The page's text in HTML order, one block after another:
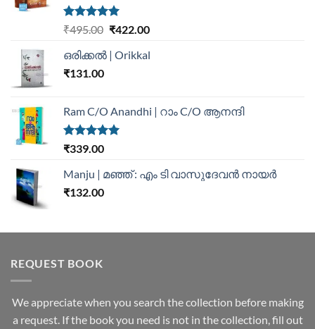
Rated5.00
₹495.00 ₹422.00
ഒരിക്കൽ | Orikkal
₹131.00
Ram C/O Anandhi | റാം C/O ആനന്ദി
Rated5.00
₹339.00
Manju | മഞ്ഞ് : എം ടി വാസുദേവന്‍ നായര്‍
₹132.00
REQUEST BOOK
We appreciate when you search the collection before making
a request. If the book you need is not in the collection, fill out